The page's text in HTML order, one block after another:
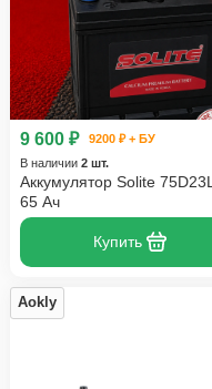
9 600 ₽
9200 ₽ + БУ
В наличии 2 шт.
Аккумулятор Solite 75D23L
65 Ач
Купить
Aokly